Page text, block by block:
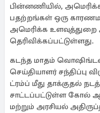
பின்னணியில்,
பதற்றங்கள் ஒரு
அமெரிக்க
தெரிவிக்கப்பட்டுள்ளது.
கடந்த மாதம்
செய்தியாளர் சந்திப்பு
ட்ரம்ப் மீது தாக்குதல்
சாட்டப்பட்டுள்ள கோல்
மற்றும் அரசியல்